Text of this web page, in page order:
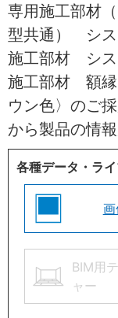
専用施工部材
型共通） シス
施工部材 シス
施工部材 額
ウン色〉のご
から製品の情
各種データ・ラ
BIM用
ャー